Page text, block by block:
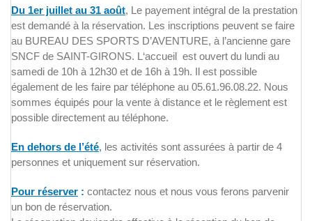
Du 1er juillet au 31 août, Le payement intégral de la prestation
est demandé à la réservation. Les inscriptions peuvent se faire
au BUREAU DES SPORTS D’AVENTURE, à l’ancienne gare
SNCF de SAINT-GIRONS. L‘accueil est ouvert du lundi au
samedi de 10h à 12h30 et de 16h à 19h. Il est possible
également de les faire par téléphone au 05.61.96.08.22. Nous
sommes équipés pour la vente à distance et le règlement est
possible directement au téléphone.
En dehors de l’été, les activités sont assurées à partir de 4
personnes et uniquement sur réservation.
Pour réserver : contactez nous et nous vous ferons parvenir
un bon de réservation.